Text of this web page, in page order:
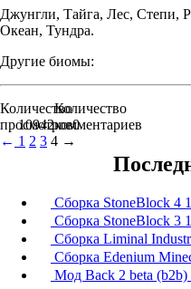
Джунгли, Тайга, Лес, Степи,
Океан, Тундра.
Другие биомы:
Количество
просмотров
10942
Количество
комментариев
0
← 1 2 3 4 →
Сборка StoneBlock 4
Сборка StoneBlock 3
Сборка Liminal
Сборка Edenium
Мод Back 2 beta (b2b)